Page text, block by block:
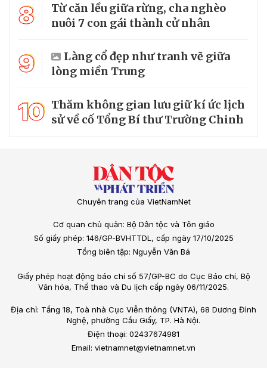
8
Từ căn lều giữa rừng, cha nghèo
nuôi 7 con gái thành cử nhân
9
Làng cổ đẹp như tranh vẽ giữa
lòng miền Trung
10 Thăm không gian lưu giữ kí ức lịch
sử về cố Tổng Bí thư Trường Chinh
Chuyên trang của VietNamNet
Cơ quan chủ quản: Bộ Dân tộc và Tôn giáo
Số giấy phép: 146/GP-BVHTTDL, cấp ngày 17/10/2025
Tổng biên tập: Nguyễn Văn Bá
Giấy phép hoạt động báo chí số 57/GP-BC do Cục Báo chí, Bộ
Văn hóa, Thể thao và Du lịch cấp ngày 06/11/2025.
Địa chỉ: Tầng 18, Toà nhà Cục Viễn thông (VNTA), 68 Dương Đình
Nghệ, phường Cầu Giấy, TP. Hà Nội.
Điện thoại: 02437674981
Email: vietnamnet@vietnamnet.vn